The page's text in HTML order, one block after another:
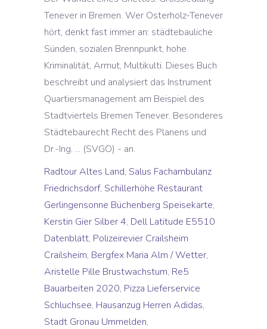
Tenever in Bremen. Wer Osterholz-Tenever
hört, denkt fast immer an: städtebauliche
Sünden, sozialen Brennpunkt, hohe
Kriminalität, Armut, Multikulti. Dieses Buch
beschreibt und analysiert das Instrument
Quartiersmanagement am Beispiel des
Stadtviertels Bremen Tenever. Besonderes
Städtebaurecht Recht des Planens und
Dr.-Ing. ... (SVGO) - an.
Radtour Altes Land, Salus Fachambulanz
Friedrichsdorf, Schillerhöhe Restaurant
Gerlingensonne Büchenberg Speisekarte,
Kerstin Gier Silber 4, Dell Latitude E5510
Datenblatt, Polizeirevier Crailsheim
Crailsheim, Bergfex Maria Alm / Wetter,
Aristelle Pille Brustwachstum, Re5
Bauarbeiten 2020, Pizza Lieferservice
Schluchsee, Hausanzug Herren Adidas,
Stadt Gronau Ummelden,